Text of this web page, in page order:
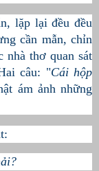
lặp lại đều đều
cần mẫn, chỉn
nhà thơ quan sát
câu: "Cái hộp
ám ảnh những